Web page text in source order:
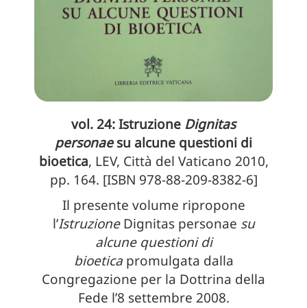
vol. 24: Istruzione Dignitas
personaesu alcune questioni di
bioetica, LEV, Città del Vaticano 2010,
pp. 164. [ISBN 978-88-209-8382-6]
Il presente volume ripropone
l’IstruzioneDignitas personae su
alcune questioni di
bioetica promulgata dalla
Congregazione per la Dottrina della
Fede l’8 settembre 2008.